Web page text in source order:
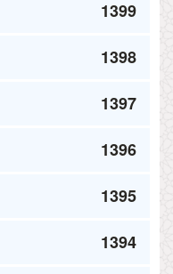
1399
1398
1397
1396
1395
1394